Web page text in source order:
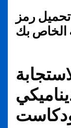
رمز